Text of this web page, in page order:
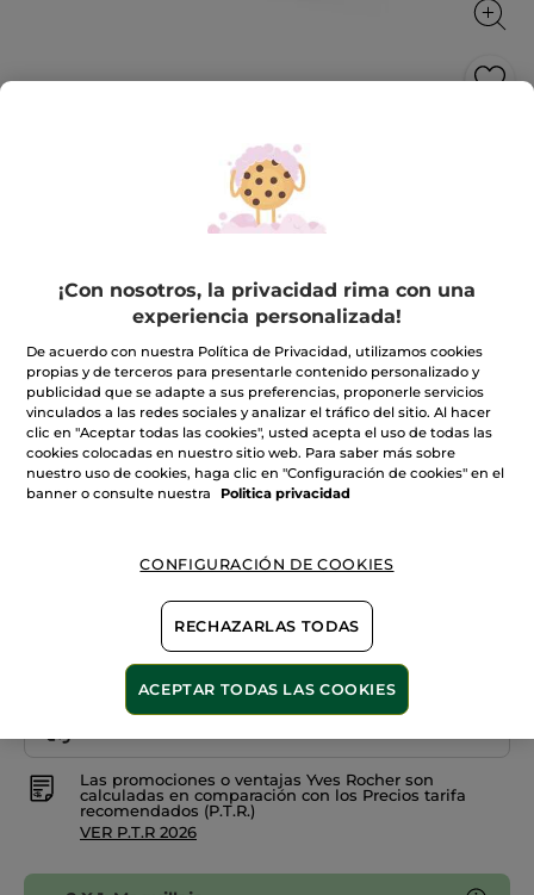
Esmalte de Uñas 09. Mauve jacinthe
Un esmalte con disolventes bio, accesibles para todas
y con la duración, cobertura y brillo de un esmalte de
uñas clásico.
3.7 ★★★★★
★★★★★
3.7
5
Leer
reseñas
de
Esmalte
de
Uñas
034.
Bleu
automne
(986)INCLUIR UNA RESEÑA
9,90€
Mauve jacinthe
+28
Cantidad
AÑADIR A MI CESTA
Entrega entre 5 a 8 días hábiles
Pago Seguro
Las promociones o ventajas Yves Rocher son
calculadas en comparación con los Precios tarifa
recomendados (P.T.R.)
VER P.T.R 2026
¡Con nosotros, la privacidad rima con una
experiencia personalizada!
De acuerdo con nuestra Política de Privacidad, utilizamos cookies
propias y de terceros para presentarle contenido personalizado y
publicidad que se adapte a sus preferencias, proponerle servicios
vinculados a las redes sociales y analizar el tráfico del sitio. Al hacer
clic en "Aceptar todas las cookies", usted acepta el uso de todas las
cookies colocadas en nuestro sitio web. Para saber más sobre
nuestro uso de cookies, haga clic en "Configuración de cookies" en el
banner o consulte nuestra
Politica privacidad
CONFIGURACIÓN DE COOKIES
RECHAZARLAS TODAS
ACEPTAR TODAS LAS COOKIES